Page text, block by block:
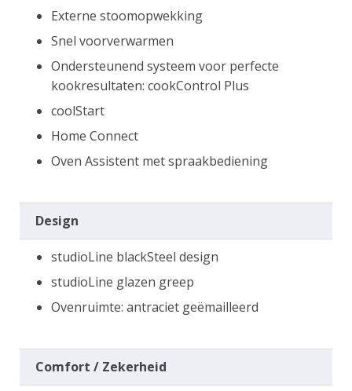
Externe stoomopwekking
Snel voorverwarmen
Ondersteunend systeem voor perfecte
kookresultaten: cookControl Plus
coolStart
Home Connect
Oven Assistent met spraakbediening
Design
studioLine blackSteel design
studioLine glazen greep
Ovenruimte: antraciet geëmailleerd
Comfort / Zekerheid